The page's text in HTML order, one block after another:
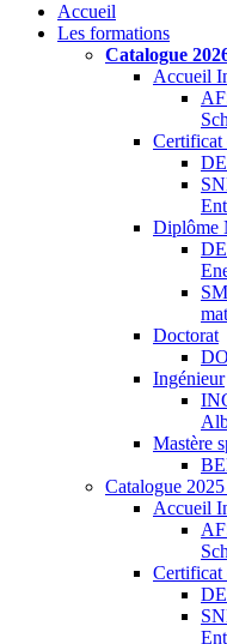
Accueil
Les formations
Catalogue
Accueil
Certificat
Diplôme
Doctorat
Ingénieur
Mastère
Catalogue
Accueil
Certificat